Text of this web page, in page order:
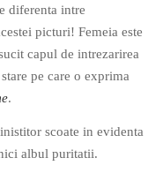
diferenta intre
picturi! Femeia este
capul de intrezarirea
pe care o exprima
.
scoate in evidenta
albul puritatii.